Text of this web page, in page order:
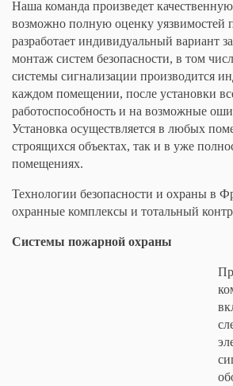
Наша команда произведет
возможно полную оценку уязвимостей
разработает индивидуальный вариант
монтаж систем безопасности, в том
системы сигнализации производится
каждом помещении, после установки
работоспособность и на возможные
Установка осуществляется в любых
строящихся объектах, так и в уже
помещениях.
Технологии безопасности и охраны в
охранные комплексы и тотальный
Системы пожарной охраны